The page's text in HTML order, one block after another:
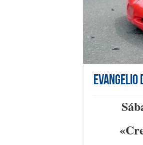
Evangelio
«C